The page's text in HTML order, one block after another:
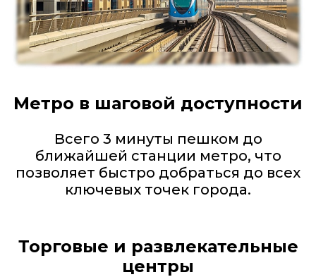
Метро в шаговой доступности
Всего 3 минуты пешком до
ближайшей станции метро, что
позволяет быстро добраться до всех
ключевых точек города.
Торговые и развлекательные
центры